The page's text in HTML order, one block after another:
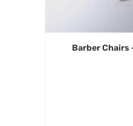
כסא מספרה – דגם לריס – Barber Chairs